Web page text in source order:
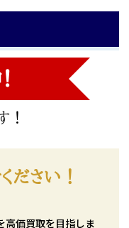
!
！
ださい！
高価買取を目指しま